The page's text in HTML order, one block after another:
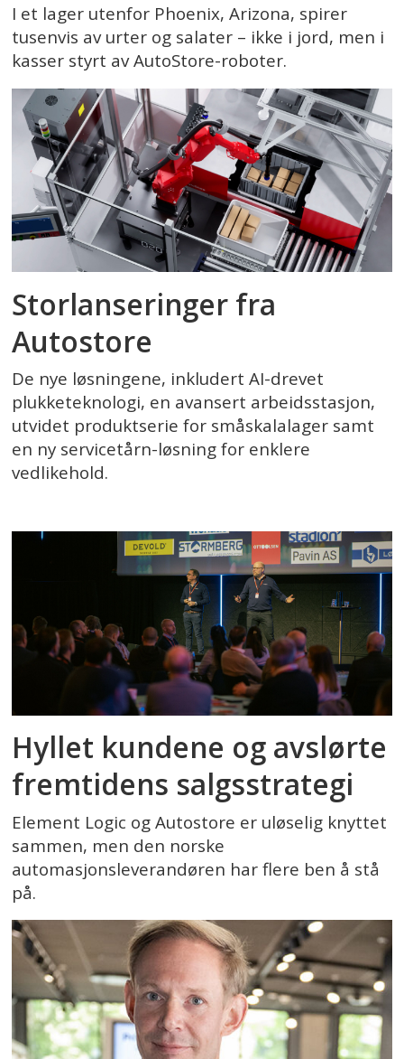
I et lager utenfor Phoenix, Arizona, spirer
tusenvis av urter og salater – ikke i jord, men i
kasser styrt av AutoStore-roboter.
Storlanseringer fra
Autostore
De nye løsningene, inkludert AI-drevet
plukketeknologi, en avansert arbeidsstasjon,
utvidet produktserie for småskalalager samt
en ny servicetårn-løsning for enklere
vedlikehold.
Hyllet kundene og avslørte
fremtidens salgsstrategi
Element Logic og Autostore er uløselig knyttet
sammen, men den norske
automasjonsleverandøren har flere ben å stå
på.